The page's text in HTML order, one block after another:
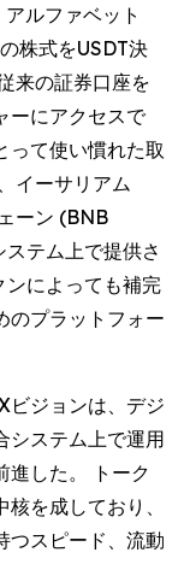
ルファベット
株式をUSDT決
来の証券口座を
ーにアクセスで
って使い慣れた取
イーサリアム
ーン (BNB
テム上で提供さ
によっても補完
のプラットフォー
ビジョンは、デジ
システム上で運用
進した。 トーク
を成しており、
つスピード、流動